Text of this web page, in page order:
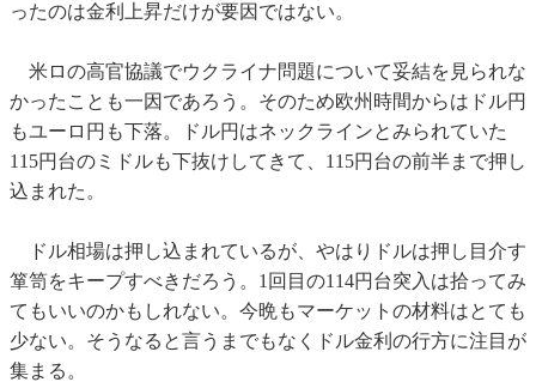
ったのは金利上昇だけが要因ではない。
米ロの高官協議でウクライナ問題について妥結を見られな
かったことも一因であろう。そのため欧州時間からはドル円
もユーロ円も下落。ドル円はネックラインとみられていた
115円台のミドルも下抜けしてきて、115円台の前半まで押し
込まれた。
ドル相場は押し込まれているが、やはりドルは押し目介す
箪笥をキープすべきだろう。1回目の114円台突入は拾ってみ
てもいいのかもしれない。今晩もマーケットの材料はとても
少ない。そうなると言うまでもなくドル金利の行方に注目が
集まる。